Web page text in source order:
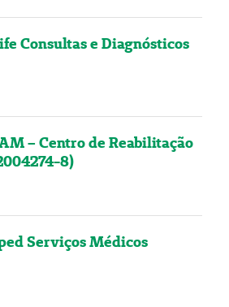
Consultas e Diagnósticos
– Centro de Reabilitação
8)
Serviços Médicos